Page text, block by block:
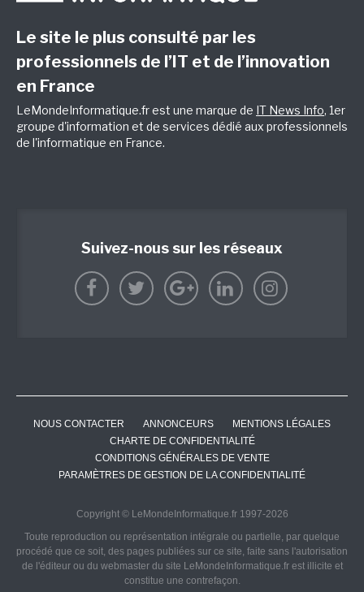
Le site le plus consulté par les
professionnels de l’IT et de l’innovation
en France
LeMondeInformatique.fr est une marque de IT News Info, 1er
groupe d'information et de services dédié aux professionnels
de l'informatique en France.
Suivez-nous sur les réseaux
NOUS CONTACTER ANNONCEURS
MENTIONS LÉGALES
CHARTE DE CONFIDENTIALITÉ
CONDITIONS GÉNÉRALES DE VENTE
PARAMÈTRES DE GESTION DE LA CONFIDENTIALITÉ
Copyright © LeMondeInformatique.fr 1997-2026
Toute reproduction ou représentation intégrale ou partielle, par quelque
procédé que ce soit, des pages publiées sur ce site, faite sans l'autorisation
de l'éditeur ou du webmaster du site LeMondeInformatique.fr est illicite et
constitue une contrefaçon.